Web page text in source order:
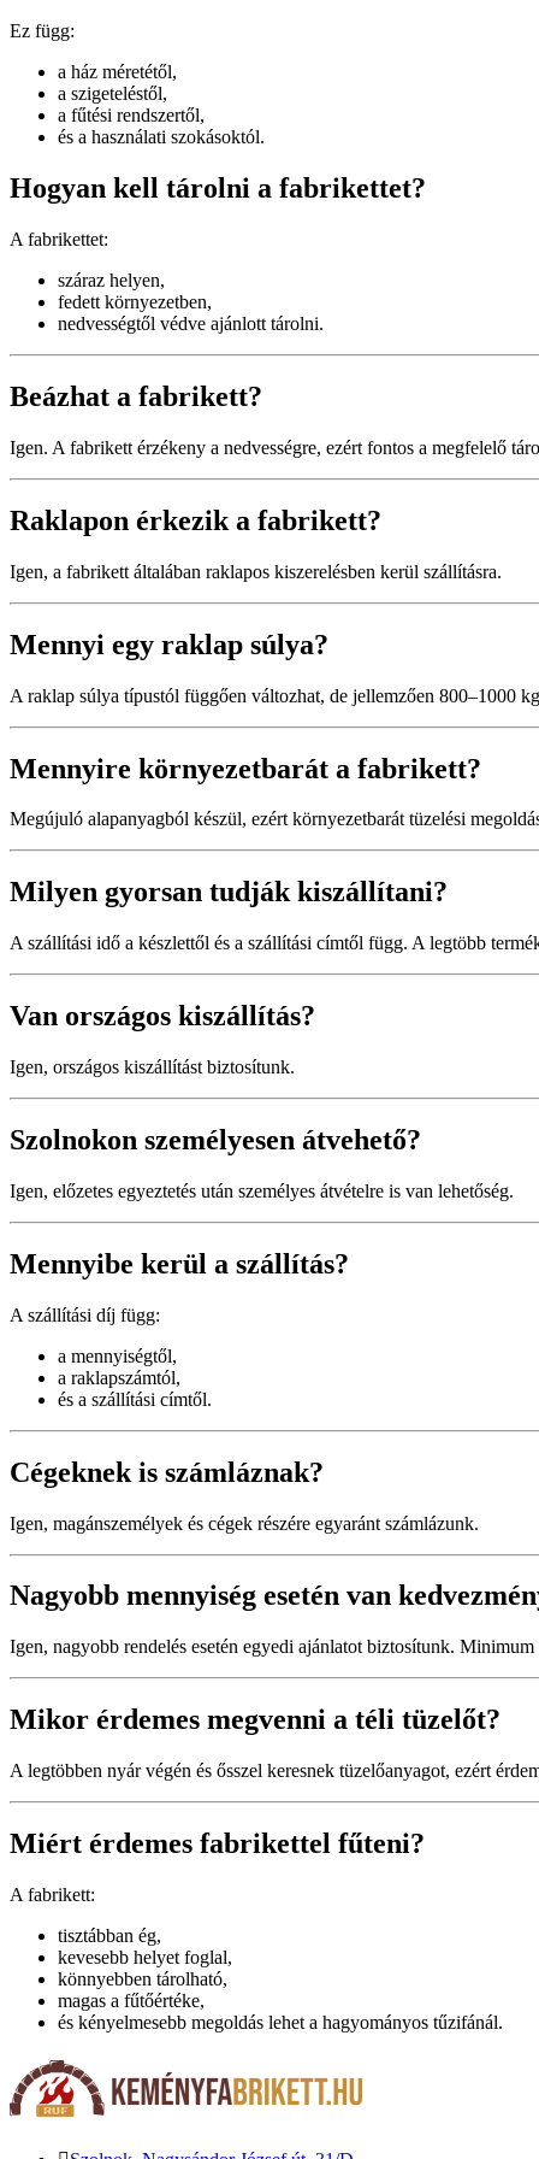
Ez függ:
a ház méretétől,
a szigeteléstől,
a fűtési rendszertől,
és a használati szokásoktól.
Hogyan kell tárolni a fabrikettet?
A fabrikettet:
száraz helyen,
fedett környezetben,
nedvességtől védve ajánlott tárolni.
Beázhat a fabrikett?
Igen. A fabrikett érzékeny a nedvességre, ezért fontos a megfelelő
Raklapon érkezik a fabrikett?
Igen, a fabrikett általában raklapos kiszerelésben kerül szállításra.
Mennyi egy raklap súlya?
A raklap súlya típustól függően változhat, de jellemzően 800–1000
Mennyire környezetbarát a fabrikett?
Megújuló alapanyagból készül, ezért környezetbarát tüzelési
Milyen gyorsan tudják kiszállítani?
A szállítási idő a készlettől és a szállítási címtől függ. A legtöbb
Van országos kiszállítás?
Igen, országos kiszállítást biztosítunk.
Szolnokon személyesen átvehető?
Igen, előzetes egyeztetés után személyes átvételre is van lehetőség.
Mennyibe kerül a szállítás?
A szállítási díj függ:
a mennyiségtől,
a raklapszámtól,
és a szállítási címtől.
Cégeknek is számláznak?
Igen, magánszemélyek és cégek részére egyaránt számlázunk.
Nagyobb mennyiség esetén van
Igen, nagyobb rendelés esetén egyedi ajánlatot biztosítunk.
Mikor érdemes megvenni a téli tüzelőt?
A legtöbben nyár végén és ősszel keresnek tüzelőanyagot, ezért
Miért érdemes fabrikettel fűteni?
A fabrikett:
tisztábban ég,
kevesebb helyet foglal,
könnyebben tárolható,
magas a fűtőértéke,
és kényelmesebb megoldás lehet a hagyományos tűzifánál.